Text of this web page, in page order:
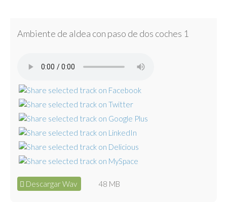
Ambiente de aldea con paso de dos coches 1
Descargar Wav 48 MB